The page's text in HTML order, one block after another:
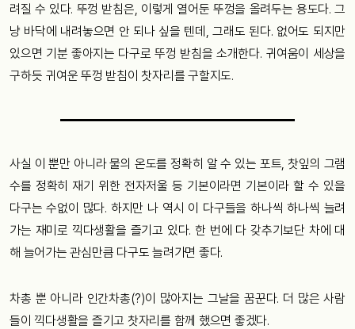
려질 수 있다. 뚜껑 받침은, 이렇게 열어둔 뚜껑을 올려두는 용도다. 그
냥 바닥에 내려놓으면 안 되나 싶을 텐데, 그래도 된다. 없어도 되지만
있으면 기분 좋아지는 다구로 뚜껑 받침을 소개한다. 귀여움이 세상을
구하듯 귀여운 뚜껑 받침이 찻자리를 구할지도.
사실 이 뿐만 아니라 물의 온도를 정확히 알 수 있는 포트, 찻잎의 그램
수를 정확히 재기 위한 전자저울 등 기본이라면 기본이라 할 수 있을
다구는 수없이 많다. 하지만 나 역시 이 다구들을 하나씩 하나씩 늘려
가는 재미로 끽다생활을 즐기고 있다. 한 번에 다 갖추기보단 차에 대
해 늘어가는 관심만큼 다구도 늘려가면 좋다.
차총 뿐 아니라 인간차총(?)이 많아지는 그날을 꿈꾼다. 더 많은 사람
들이 끽다생활을 즐기고 찻자리를 함께 했으면 좋겠다.